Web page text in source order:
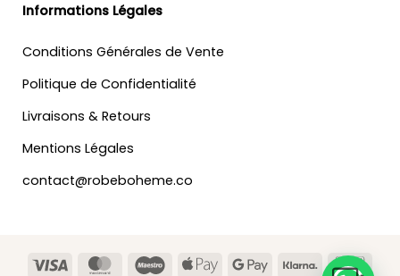
Informations Légales
Conditions Générales de Vente
Politique de Confidentialité
Livraisons & Retours
Mentions Légales
contact@robeboheme.co
Visa MasterCardMaestroApple
Google Klarna